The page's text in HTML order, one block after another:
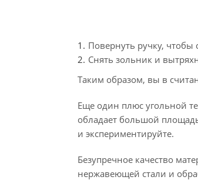
Повернуть ручку, чтобы
Снять зольник и
Таким образом, вы в
Еще один плюс угольной
обладает большой
и экспериментируйте.
Безупречное качество
нержавеющей стали и